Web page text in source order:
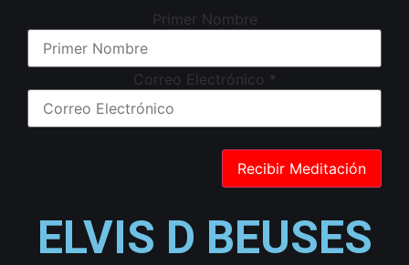
Primer Nombre
Correo Electrónico *
ELVIS D BEUSES